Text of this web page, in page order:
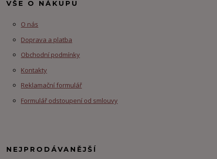
VŠE O NÁKUPU
O nás
Doprava a platba
Obchodní podmínky
Kontakty
Reklamační formulář
Formulář odstoupení od smlouvy
NEJPRODÁVANĚJŠÍ